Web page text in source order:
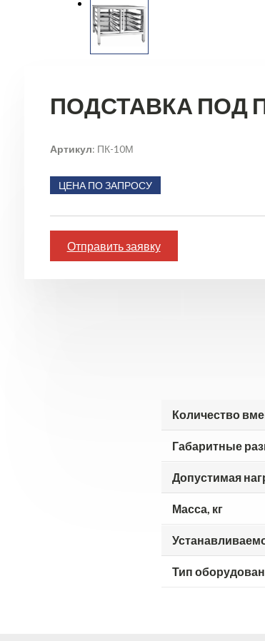
ПОДСТАВКА ПОД
Артикул: ПК-10М
ЦЕНА ПО ЗАПРОСУ
Отправить заявку
Количество
Габаритные
Допустимая
Масса, кг
Тип